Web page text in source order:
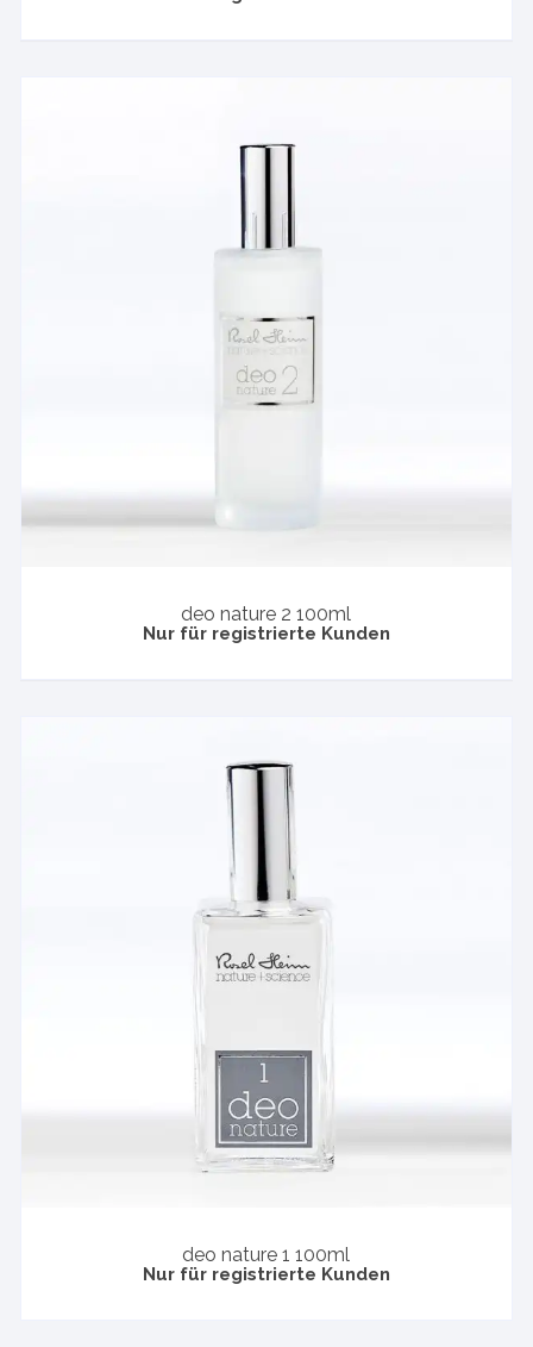
deo nature 2 100ml
Nur für registrierte Kunden
deo nature 1 100ml
Nur für registrierte Kunden